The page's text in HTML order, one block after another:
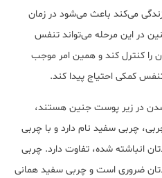
می‌کند باعث می‌شود در زمان
در این مرحله می‌تواند تنفس
را کنترل کند و همین امر موجب
کمکی احتیاج پیدا کند.
در زیر پوست جنین هستند،
چربی سفید نام دارد و با چربی
انباشته شده، تفاوت دارد. چربی
ضروری است و چربی سفید همانی